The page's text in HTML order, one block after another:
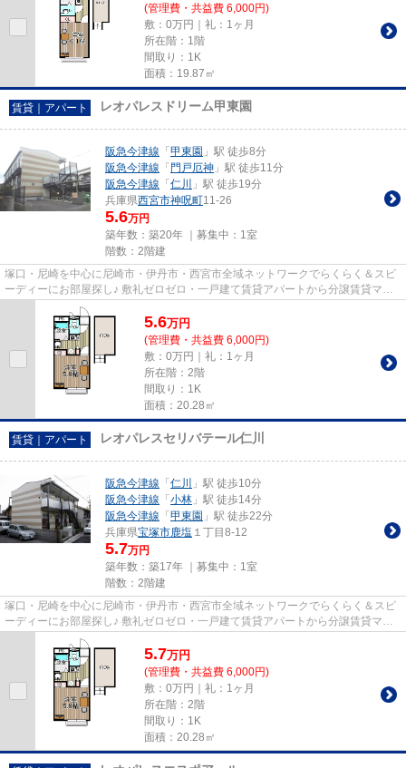
(管理費・共益費 6,000円)
敷：0万円｜礼：1ヶ月
所在階：1階
間取り：1K
面積：19.87㎡
賃貸｜アパート レオパレスドリーム甲東園
阪急今津線 「 甲東園 」駅 徒歩8分
阪急今津線 「 門戸厄神 」駅 徒歩11分
阪急今津線 「 仁川
」駅 徒歩19分
兵庫県西宮市神呪町11-26
5.6万円
築年数：築20年 ｜募集中： 1室
階数：2階建
塚口・尼崎を中心に尼崎市・伊丹市・西宮市全域ネットワークでらくらく＆スピ
ーディーにお部屋探し♪ 敷礼ゼロゼロ・一戸建て賃貸アパートから分譲賃貸マン
ション、保証人不要物件・マ...
5.6万円
(管理費・共益費 6,000円)
敷：0万円｜礼：1ヶ月
所在階：2階
間取り：1K
面積：20.28㎡
賃貸｜アパート レオパレスセリバテール仁川
阪急今津線 「 仁川
」駅 徒歩10分
阪急今津線 「 小林 」駅 徒歩14分
阪急今津線 「 甲東園 」駅 徒歩22分
兵庫県宝塚市鹿塩 １丁目8-12
5.7万円
築年数：築17年 ｜募集中： 1室
階数：2階建
塚口・尼崎を中心に尼崎市・伊丹市・西宮市全域ネットワークでらくらく＆スピ
ーディーにお部屋探し♪ 敷礼ゼロゼロ・一戸建て賃貸アパートから分譲賃貸マン
ション、保証人不要物件・マ...
5.7万円
(管理費・共益費 6,000円)
敷：0万円｜礼：1ヶ月
所在階：2階
間取り：1K
面積：20.28㎡